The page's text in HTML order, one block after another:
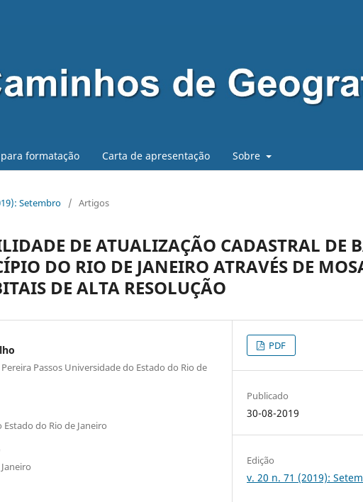
formatação Carta de apresentação Sobre
Setembro / Artigos
DE ATUALIZAÇÃO CADASTRAL DE
DO RIO DE JANEIRO ATRAVÉS DE
DE ALTA RESOLUÇÃO
Passos Universidade do Estado do Rio de
do Rio de Janeiro
PDF
Publicado
30-08-2019
Edição
v. 20 n. 71 (2019):